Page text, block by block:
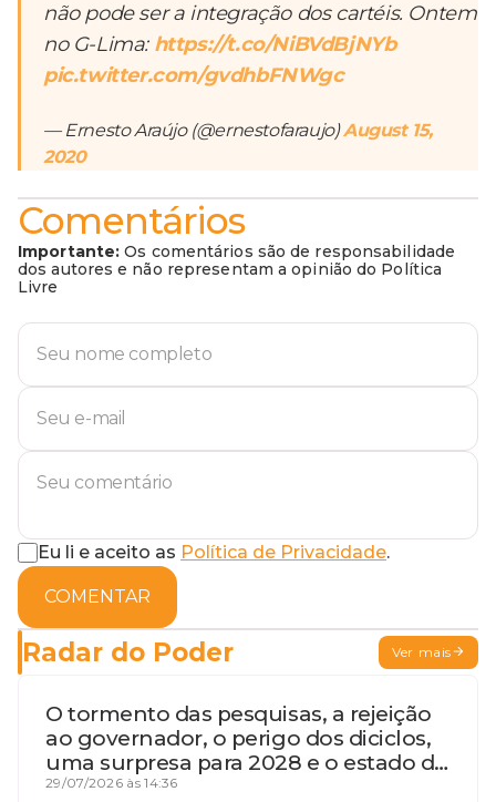
não pode ser a integração dos cartéis. Ontem
no G-Lima: https://t.co/NiBVdBjNYb
pic.twitter.com/gvdhbFNWgc
— Ernesto Araújo (@ernestofaraujo)August 15,
2020
Comentários
Importante: Os comentários são de responsabilidade
dos autores e não representam a opinião do Política
Livre
Eu li e aceito as Política de Privacidade.
COMENTAR
Radar do Poder Ver mais
O tormento das pesquisas, a rejeição
ao governador, o perigo dos diciclos,
uma surpresa para 2028 e o estado de
terceira guerra mundial
29/07/2026 às 14:36